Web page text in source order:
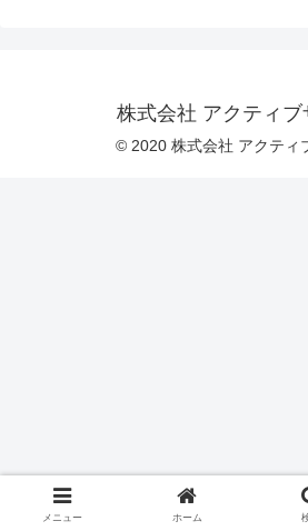
株式会社 アクティブ
© 2020 株式会社 アクティ
メニュー ホーム